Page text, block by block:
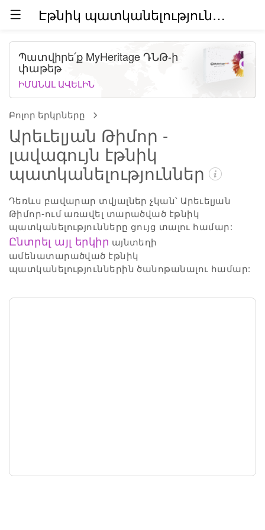
Էթնիկ պատկանելություններն աշխարհում (բետա)
Բոլոր երկրները
Արեւելյան Թիմոր -
լավագույն էթնիկ
պատկանելություններ
Դեռևս բավարար տվյալներ չկան՝ Արեւելյան
Թիմոր-ում առավել տարածված էթնիկ
պատկանելությունները ցույց տալու համար:
Ընտրել այլ երկիր այնտեղի
ամենատարածված էթնիկ
պատկանելություններին ծանոթանալու համար:
Պատվիրե՛ք MyHeritage ԴՆԹ-ի
փաթեթ
ԻՄԱՆԱԼ ԱՎԵԼԻՆ